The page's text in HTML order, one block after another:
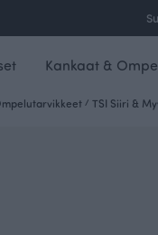
Kankaat &
/ TSI Siiri &